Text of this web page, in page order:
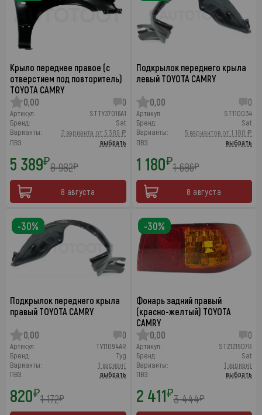
Крыло переднее правое (с
отверстием под повторитель)
TOYOTA CAMRY
0,00
0
Артикул:
STTY37016A1
Бренд:
Sat
Варианты:
2 варианта от 5 389 ₽
ПВЗ:
выбрать
5 389₽8 982₽
8 августа
Подкрылок переднего крыла
левый TOYOTA CAMRY
0,00 0
Артикул:
ST110034
Бренд:
Sat
Варианты:
5 вариантов от 1 180 ₽
ПВЗ:
выбрать
1 180₽1 686₽
8 августа
Подкрылок переднего крыла
правый TOYOTA CAMRY
0,00 0
Артикул:
TY11094AR
Бренд:
Tyg
Варианты:
1 вариант
ПВЗ:
выбрать
820₽1 172₽
-30%
Фонарь задний правый
(красно-желтый) TOYOTA
CAMRY
0,00
0
Артикул:
ST21219D7R
Бренд:
Sat
Варианты:
1 вариант
ПВЗ:
выбрать
2 411₽3 444₽
-30%